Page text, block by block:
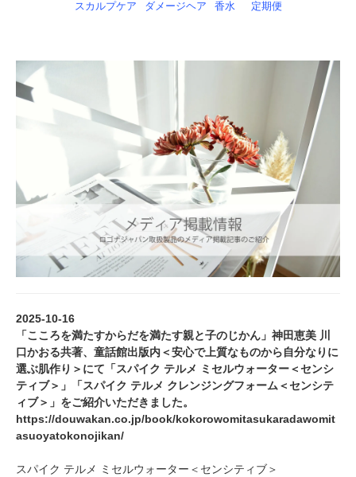
スカルプケア
ダメージヘア 香水 定期便
2025-10-16
「こころを満たすからだを満たす親と子のじかん」神田恵美 川
口かおる共著、童話館出版内＜安心で上質なものから自分なりに
選ぶ肌作り＞にて「スパイク テルメ ミセルウォーター＜センシ
ティブ＞」「スパイク テルメ クレンジングフォーム＜センシテ
ィブ＞」をご紹介いただきました。
https://douwakan.co.jp/book/kokorowomitasukaradawomit
asuoyatokonojikan/
スパイク テルメ ミセルウォーター＜センシティブ＞